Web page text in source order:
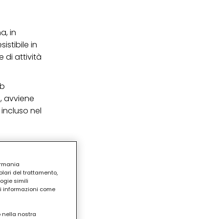
in
in
di attività
avviene
nel
del trattamento,
simili
informazioni come
nella nostra